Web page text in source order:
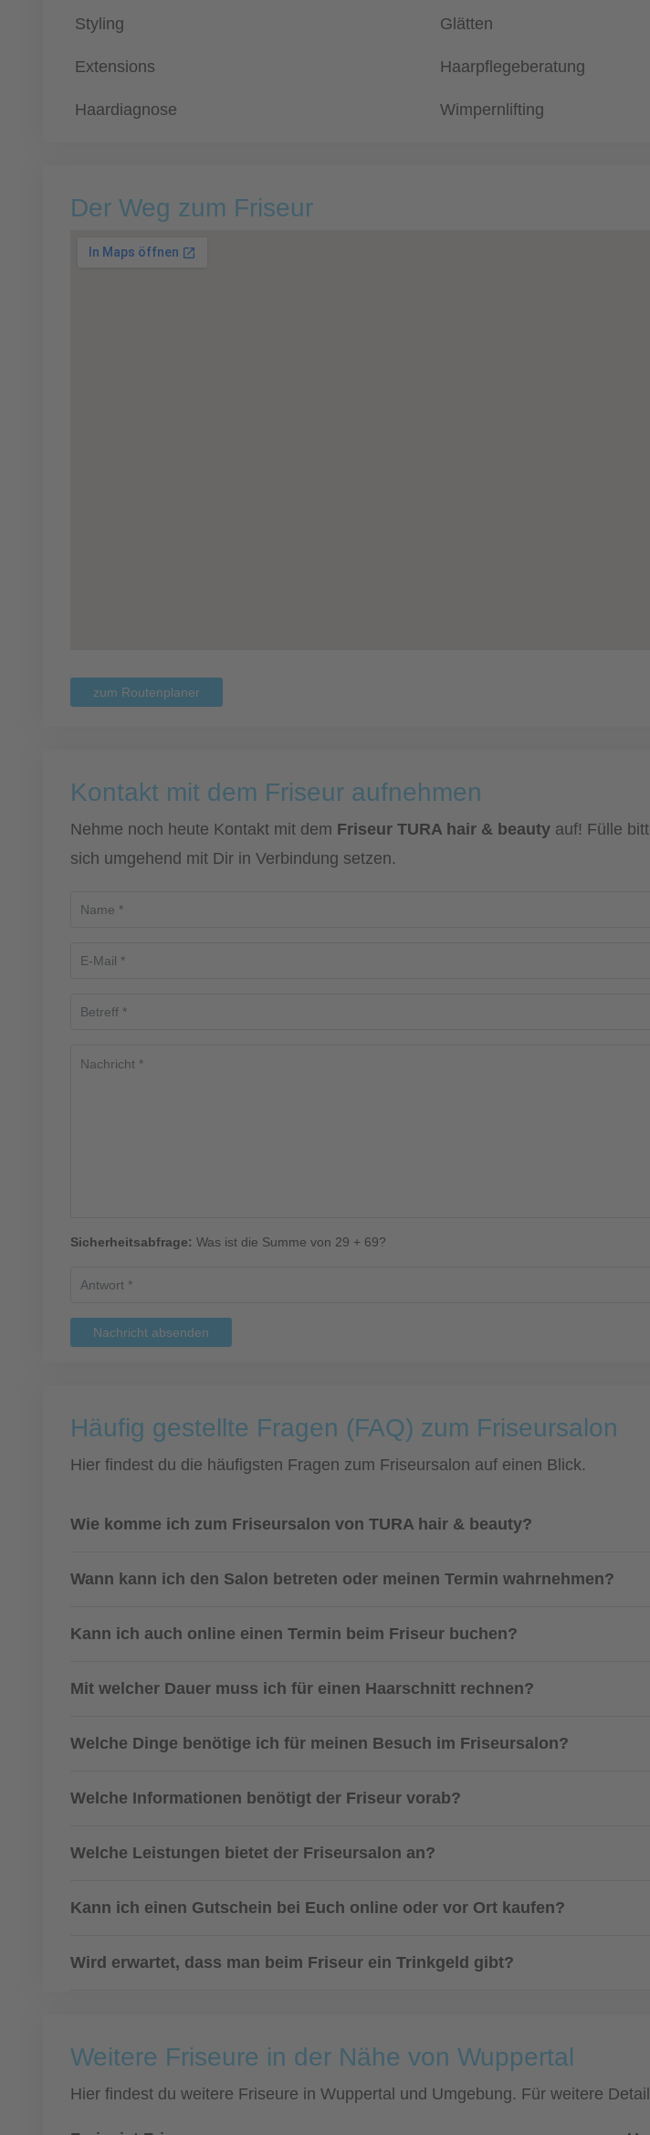
Styling Glätten
Extensions Haarpflegeberatung
Haardiagnose Wimpernlifting
Der Weg zum Friseur
zum Routenplaner
Kontakt mit dem Friseur aufnehmen
Nehme noch heute Kontakt mit dem Friseur TURA hair & beauty auf! Fülle
sich umgehend mit Dir in Verbindung setzen.
Sicherheitsabfrage: Was ist die Summe von 29 + 69?
Nachricht absenden
Häufig gestellte Fragen (FAQ) zum Friseursalon
Hier findest du die häufigsten Fragen zum Friseursalon auf einen Blick.
Wie komme ich zum Friseursalon von TURA hair & beauty?
Wann kann ich den Salon betreten oder meinen Termin wahrnehmen?
Kann ich auch online einen Termin beim Friseur buchen?
Mit welcher Dauer muss ich für einen Haarschnitt rechnen?
Welche Dinge benötige ich für meinen Besuch im Friseursalon?
Welche Informationen benötigt der Friseur vorab?
Welche Leistungen bietet der Friseursalon an?
Kann ich einen Gutschein bei Euch online oder vor Ort kaufen?
Wird erwartet, dass man beim Friseur ein Trinkgeld gibt?
Weitere Friseure in der Nähe von Wuppertal
Hier findest du weitere Friseure in Wuppertal und Umgebung. Für weitere